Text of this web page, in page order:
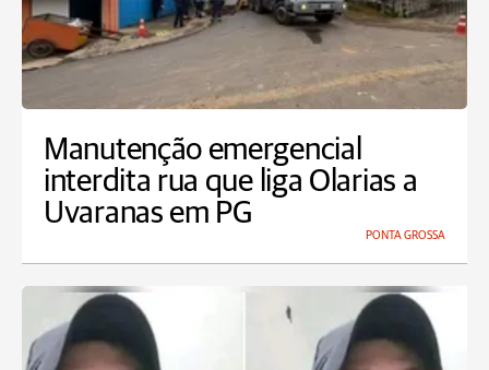
Manutenção emergencial
interdita rua que liga Olarias a
Uvaranas em PG
PONTA GROSSA